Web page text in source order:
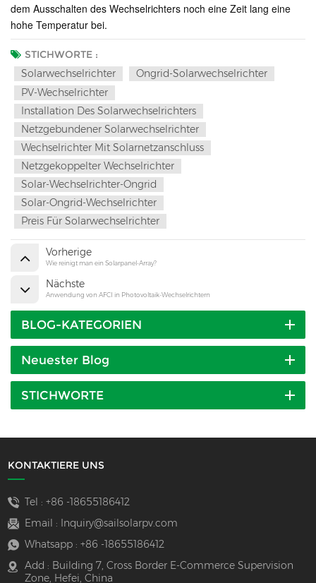
dem Ausschalten des Wechselrichters noch eine Zeit lang eine
hohe Temperatur bei.
STICHWORTE :
Solarwechselrichter
Ongrid-Solarwechselrichter
PV-Wechselrichter
Installation Des Solarwechselrichters
Netzgebundener Solarwechselrichter
Wechselrichter Mit Solarnetzanschluss
Netzgekoppelter Wechselrichter
Solar-Wechselrichter-Ongrid
Solar-Ongrid-Wechselrichter
Preis Für Solarwechselrichter
Vorherige
Wie reinigt man ein Solarpanel-Array?
Nächste
Anwendung von AFCI in Photovoltaik-Wechselrichtern
BLOG-KATEGORIEN
Neuester Blog
STICHWORTE
KONTAKTIERE UNS
Tel : +86 -18655186412
Email :
Inquiry@sailsolarpv.com
Whatsapp : +86 -18655186412
Add : Building 7, Cross Border E-Commerce Supervision
Zone, Hefei, China